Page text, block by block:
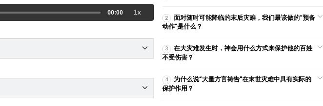
00:00 1x 2024-03-12 3,732
2024-11-05 3,295
同歸於一
2
面对随时可能降临的末后灾难，我们最该做的“预备
动作”是什么？
3
在大灾难发生时，神会用什么方式来保护他的百姓
不受伤害？
4
为什么说“大量方言祷告”在末世灾难中具有实际的
保护作用？